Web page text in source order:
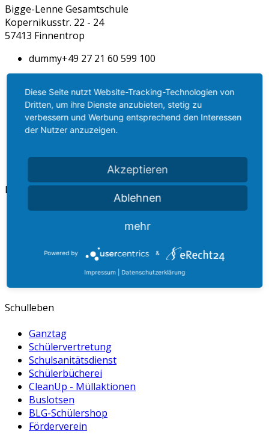
Bigge-Lenne Gesamtschule
Kopernikusstr. 22 - 24
57413 Finnentrop
dummy+49 27 21 60 599 100
dummyinfo@b-l-g.de
dummywww.b-l-g.de
Lernen
Methoden
Digitale Ausstattung
Schulleben
Ganztag
Schülervertretung
Schulsanitätsdienst
Schülerbücherei
CleanUp - Müllaktionen
Buslotsen
BLG-Schülershop
Förderverein
Diese Seite nutzt Website-Tracking-Technologien von
Dritten, um ihre Dienste anzubieten, stetig zu
verbessern und Werbung entsprechend den Interessen
der Nutzer anzuzeigen.
Akzeptieren
Ablehnen
mehr
Powered by &
Impressum Datenschutzerklärung